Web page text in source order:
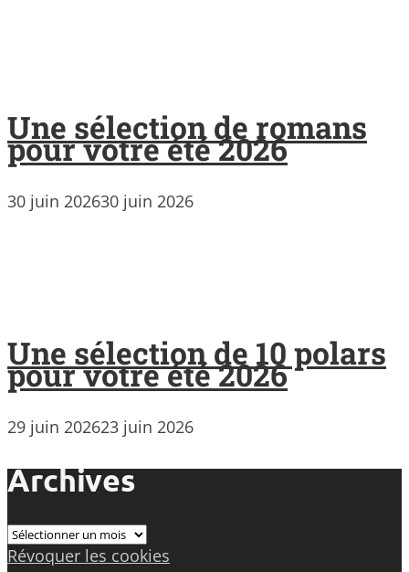
Une sélection de romans
pour votre été 2026
30 juin 202630 juin 2026
Une sélection de 10 polars
pour votre été 2026
29 juin 202623 juin 2026
Archives
Archives
Révoquer les cookies